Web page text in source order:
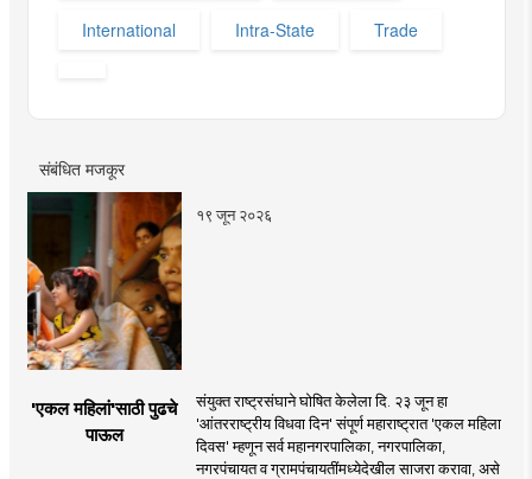
International Intra-State Trade
संबंधित मजकूर
१९ जून २०२६
'एकल महिलां'साठी पुढचे
पाऊल
संयुक्त राष्ट्रसंघाने घोषित केलेला दि. २३ जून हा
'आंतरराष्ट्रीय विधवा दिन' संपूर्ण महाराष्ट्रात 'एकल महिला
दिवस' म्हणून सर्व महानगरपालिका, नगरपालिका,
नगरपंचायत व ग्रामपंचायतींमध्येदेखील साजरा करावा, असे